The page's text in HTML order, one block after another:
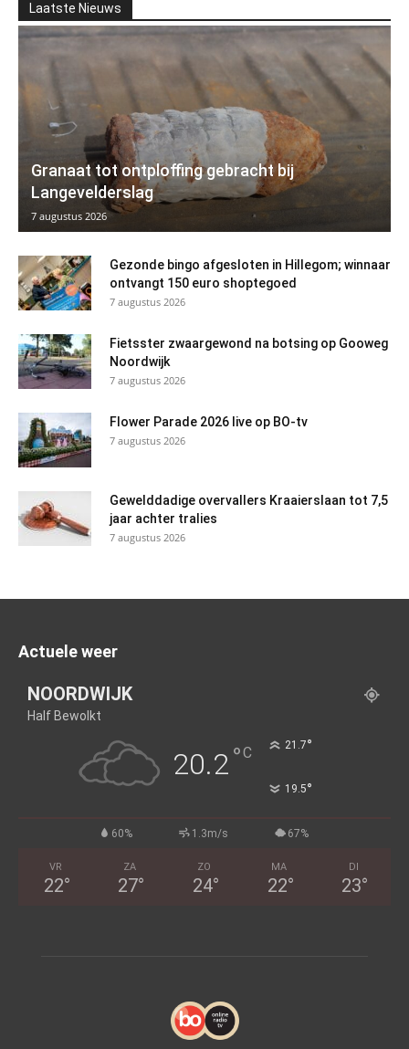
Laatste Nieuws
Granaat tot ontploffing gebracht bij
Langevelderslag
7 augustus 2026
Gezonde bingo afgesloten in Hillegom; winnaar
ontvangt 150 euro shoptegoed
7 augustus 2026
Fietsster zwaargewond na botsing op Gooweg
Noordwijk
7 augustus 2026
Flower Parade 2026 live op BO-tv
7 augustus 2026
Gewelddadige overvallers Kraaierslaan tot 7,5
jaar achter tralies
7 augustus 2026
Actuele weer
NOORDWIJK
Half Bewolkt
20.2°C 21.7°
19.5°
60% 1.3m/s 67%
VR
22°
ZA
27°
ZO
24°
MA
22°
DI
23°